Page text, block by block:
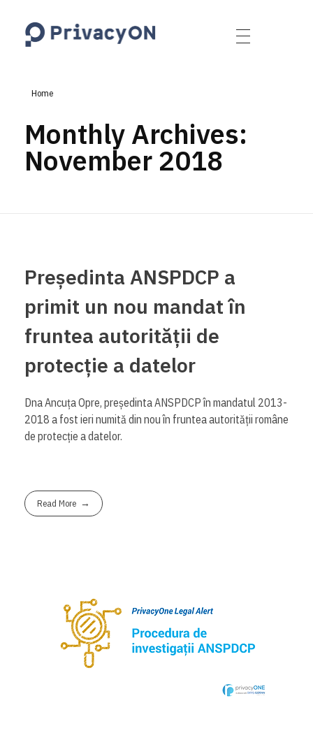
Home
Monthly Archives:
November 2018
Președinta ANSPDCP a
primit un nou mandat în
fruntea autorității de
protecție a datelor
Dna Ancuța Opre, președinta ANSPDCP în mandatul 2013-
2018 a fost ieri numită din nou în fruntea autorității române
de protecție a datelor.
Read More